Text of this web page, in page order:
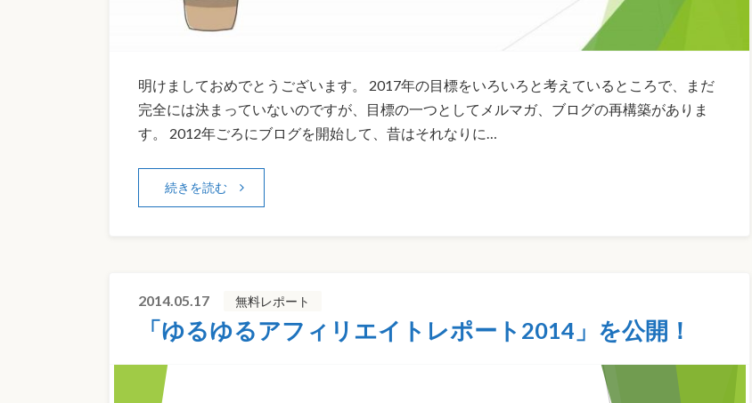
明けましておめでとうございます。 2017年の目標をいろいろと考えているところで、まだ
完全には決まっていないのですが、目標の一つとしてメルマガ、ブログの再構築がありま
す。 2012年ごろにブログを開始して、昔はそれなりに…
続きを読む
2014.05.17 無料レポート
「ゆるゆるアフィリエイトレポート2014」を公開！